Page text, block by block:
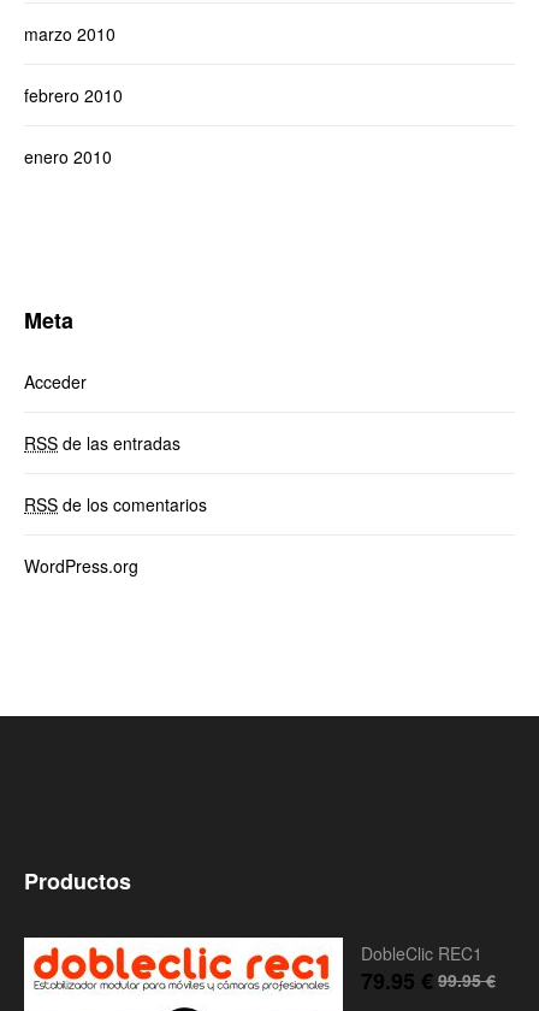
marzo 2010
febrero 2010
enero 2010
Meta
Acceder
RSS de las entradas
RSS de los comentarios
WordPress.org
Productos
DobleClic REC1
99.95€
79.95 €